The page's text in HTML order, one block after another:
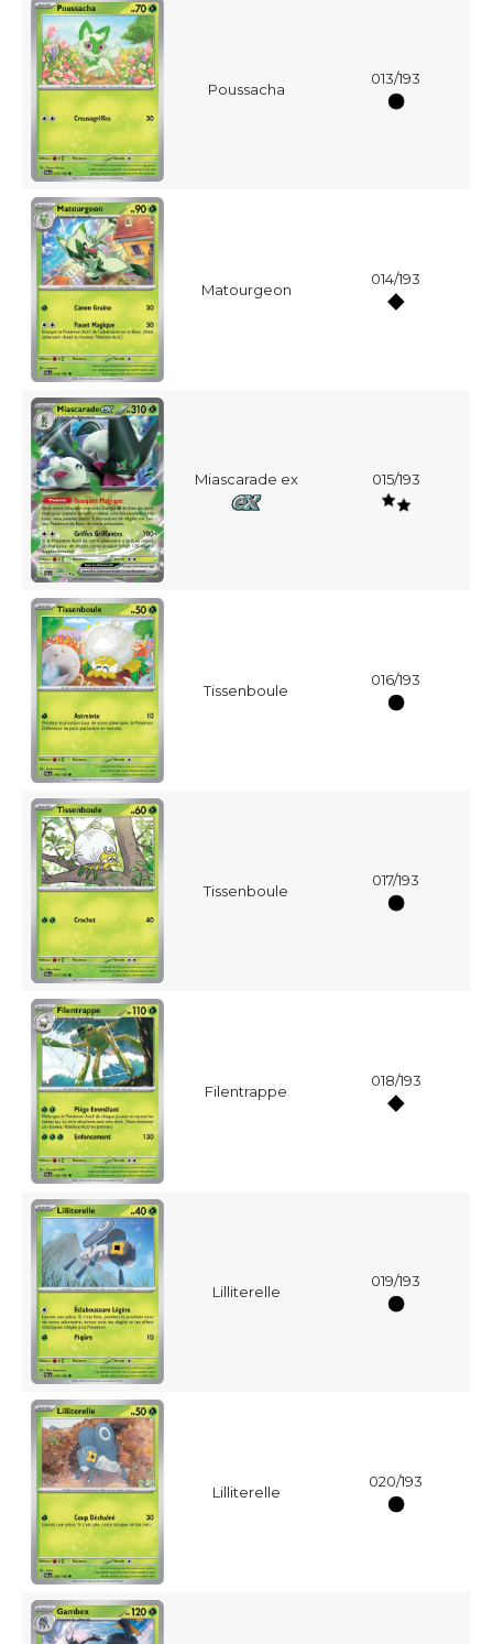
Poussacha
013/193
Matourgeon
014/193
Miascarade ex 015/193
Tissenboule
016/193
Tissenboule
017/193
Filentrappe
018/193
Lilliterelle
019/193
Lilliterelle
020/193